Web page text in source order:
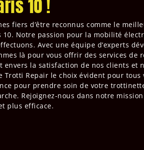
10 !
fiers d’être reconnus comme le
Notre passion pour la mobilité
Avec une équipe d’experts
là pour vous offrir des services de
envers la satisfaction de nos clients et
Repair le choix évident pour tous
pour prendre soin de votre
Rejoignez-nous dans notre
plus efficace.